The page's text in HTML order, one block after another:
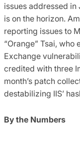
issues addressed
is on the horizon.
reporting issues to
“Orange” Tsai,
Exchange
credited with three
month’s patch
destabilizing IIS’
By the Numbers